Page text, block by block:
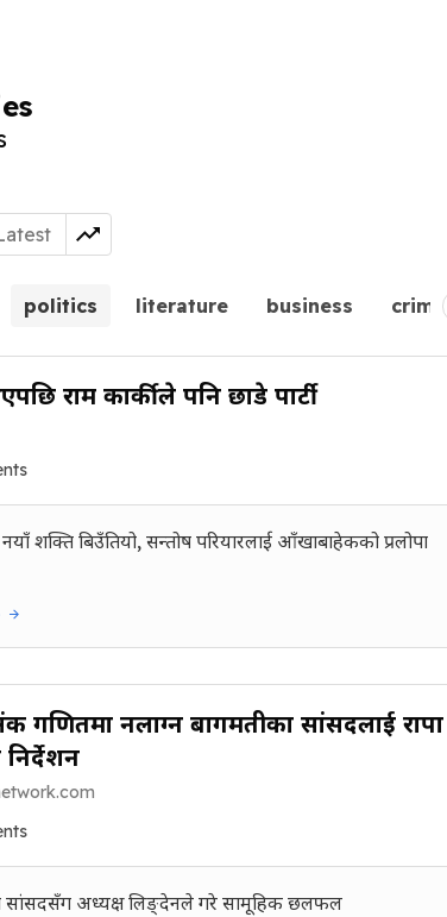
politics literature business crime
राम कार्कीले पनि छाडे पार्टी
: नयाँ शक्ति बिउँतियो, सन्तोष परियारलाई आँखाबाहेकको प्रलोपा
नलाग्न बागमतीका सांसदलाई राप्रपा
सांसदसँग अध्यक्ष लिङ्देनले गरे सामूहिक छलफल